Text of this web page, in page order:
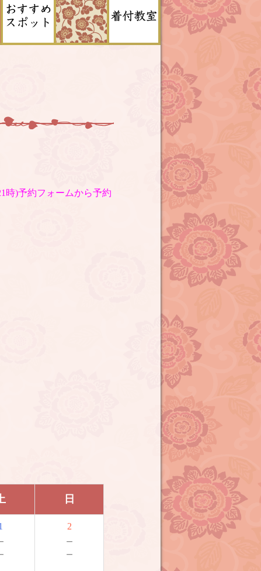
時)予約フォームから予約
日
2
－
－